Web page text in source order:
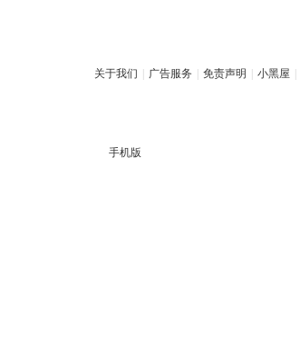
关于我们 广告服务 免责声明 小黑屋
手机版